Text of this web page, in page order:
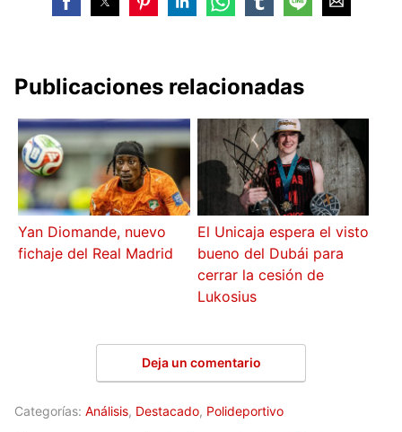
Publicaciones relacionadas
Yan Diomande, nuevo
fichaje del Real Madrid
El Unicaja espera el visto
bueno del Dubái para
cerrar la cesión de
Lukosius
Deja un comentario
Categorías: Análisis, Destacado, Polideportivo